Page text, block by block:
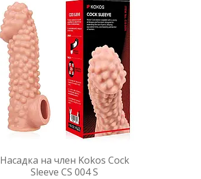
Насадка на член Kokos Cock
Sleeve CS 004 S